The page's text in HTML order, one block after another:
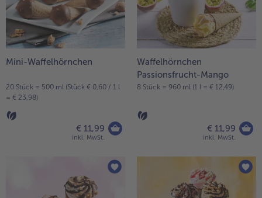
Mini-Waffelhörnchen
20 Stück = 500 ml (Stück € 0,60 / 1 l
= € 23,98)
€ 11,99
inkl. MwSt.
Waffelhörnchen
Passionsfrucht-Mango
8 Stück = 960 ml (1 l = € 12,49)
€ 11,99
inkl. MwSt.